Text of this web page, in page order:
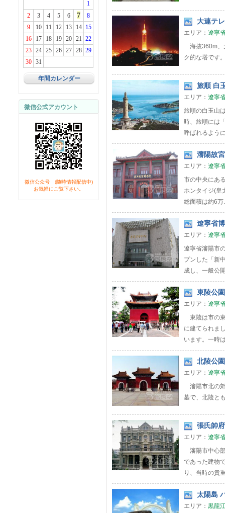
1
2
3 4 5 6 7
8
9
10 11 12 13 14
15
16
17 18 19 20 21 22
23
24 25 26 27 28 29
30
31
年間カレンダー
微信公式アカウント
微信公众号 (随時情報配信中)
お気軽にご覧下さい。
大連テ
エリア： 遼寧
海抜360m、
ク的な塔です
旅順 白
エリア： 遼寧
旅順の白玉山
時、旅順には
呼ばれるよう
瀋陽故
エリア： 遼寧
市の中央にあ
ホンタイジ(皇
総面積は約6万
遼寧省
エリア： 遼寧
遼寧省瀋陽市
プンした「新
成し、一般公
東陵公
エリア： 遼寧
東陵は市の
に建てられま
います。一時
北陵公
エリア： 遼寧
瀋陽市北の
墓で、北陵と
張氏帥
エリア： 遼寧
瀋陽市中心
であった建物
り、当時の貴
太陽島
エリア： 黒龍